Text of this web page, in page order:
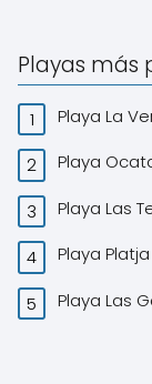
Playas más
Playa La
Playa
Playa Las
Playa
Playa Las